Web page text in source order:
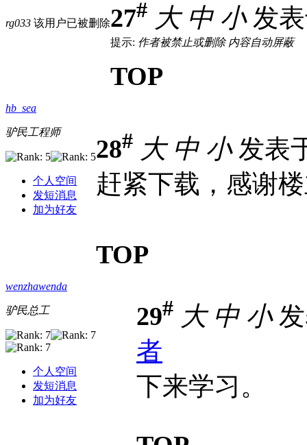
rg033 该用户已被删除27# 大 中 小发表
提示: 作者被禁止或删除 内容自动屏蔽
TOP
hb_sea
驴民工程师
个人空间
发短消息
加为好友
28# 大 中 小发表
赶紧下载，感谢
TOP
wenzhawenda
驴民总工
个人空间
发短消息
加为好友
29# 大 中 小发
者
下来学习。